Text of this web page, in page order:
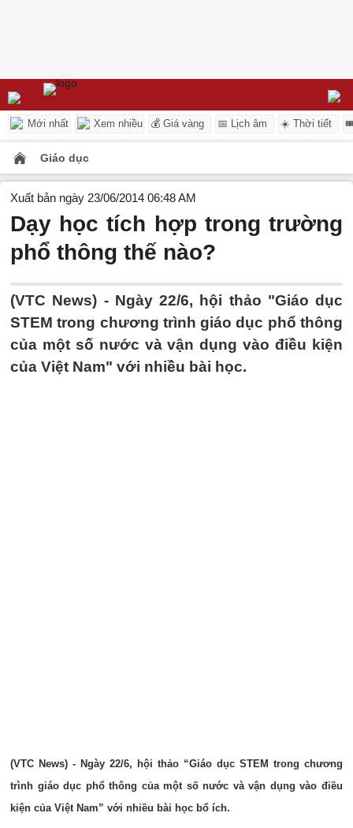
Mới nhất Xem nhiều 💰 Giá vàng 📅 Lịch âm ☀️ Thời tiết
Giáo dục
Xuất bản ngày 23/06/2014 06:48 AM
Dạy học tích hợp trong trường
phổ thông thế nào?
(VTC News) - Ngày 22/6, hội thảo "Giáo dục
STEM trong chương trình giáo dục phổ thông
của một số nước và vận dụng vào điều kiện
của Việt Nam" với nhiều bài học.
(VTC News) - Ngày 22/6, hội thảo “Giáo dục STEM trong chương
trình giáo dục phổ thông của một số nước và vận dụng vào điều
kiện của Việt Nam” với nhiều bài học bổ ích.